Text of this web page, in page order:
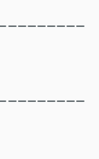
ーーーーーーーー
ーーーーーーーー